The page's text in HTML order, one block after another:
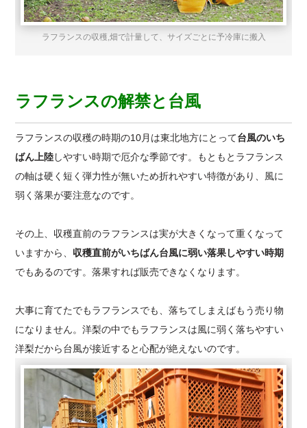
ラフランスの収穫,畑で計量して、サイズごとに予冷庫に搬入
ラフランスの解禁と台風
ラフランスの収穫の時期の10月は東北地方にとって台風のいち
ばん上陸しやすい時期で厄介な季節です。もともとラフランス
の軸は硬く短く弾力性が無いため折れやすい特徴があり、風に
弱く落果が要注意なのです。
その上、収穫直前のラフランスは実が大きくなって重くなって
いますから、 収穫直前がいちばん台風に弱い落果しやすい時期
でもあるのです。落果すれば販売できなくなります。
大事に育てたでもラフランスでも、落ちてしまえばもう売り物
になりません。洋梨の中でもラフランスは風に弱く落ちやすい
洋梨だから台風が接近すると心配が絶えないのです。